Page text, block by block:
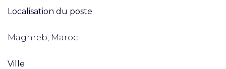
Localisation du poste
Maghreb, Maroc
Ville